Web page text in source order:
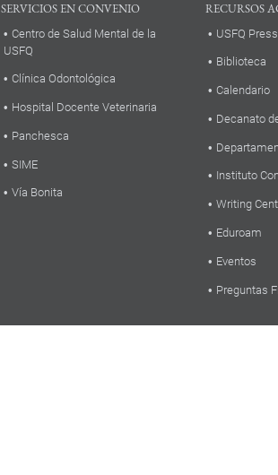
SERVICIOS EN CONVENIO
Centro de Salud Mental de la
USFQ
Clínica Odontológica
Hospital Docente Veterinaria
Panchesca
SIME
Vía Bonita
RECURSOS
USFQ Press
Biblioteca
Calendario
Decanato
Instituto
Writing
Eduroam
Eventos
Preguntas